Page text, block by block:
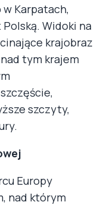
Karpatach,
Widoki na
krajobraz
tym krajem
szczyty,
Europy
nad którym